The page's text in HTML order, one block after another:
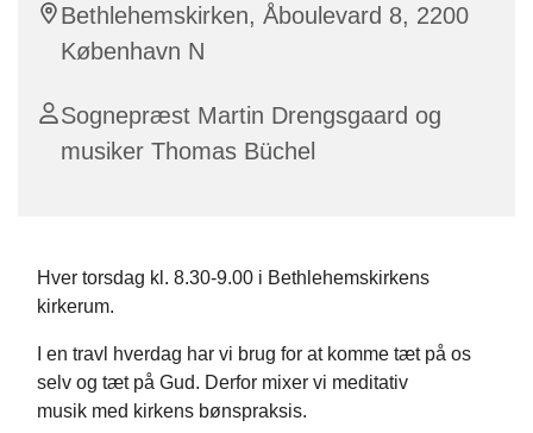
Bethlehemskirken, Åboulevard 8, 2200
København N
Sognepræst Martin Drengsgaard og
musiker Thomas Büchel
Hver torsdag kl. 8.30-9.00 i Bethlehemskirkens
kirkerum.
I en travl hverdag har vi brug for at komme tæt på os
selv og tæt på Gud. Derfor mixer vi meditativ
musik med kirkens bønspraksis.